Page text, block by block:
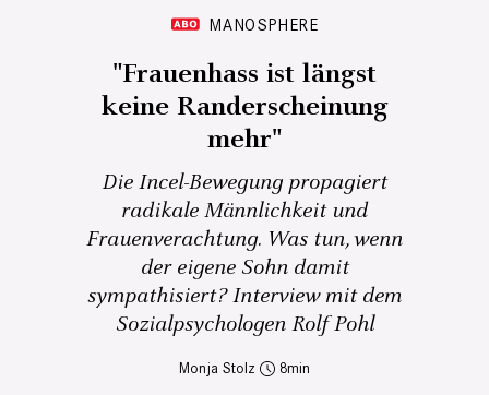
MANOSPHERE
"Frauenhass ist längst
keine Randerscheinung
mehr"
Die Incel-Bewegung propagiert
radikale Männlichkeit und
Frauenverachtung. Was tun, wenn
der eigene Sohn damit
sympathisiert? Interview mit dem
Sozialpsychologen Rolf Pohl
Monja Stolz 8